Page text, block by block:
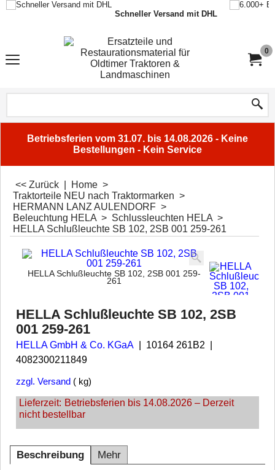
Schneller Versand mit DHL
0
Betriebsferien vom 31.07. bis 14.08.2026 - Keine
Bestellungen - Kein Service
<< Zurück Home >
Traktorteile NEU nach Traktormarken >
HERMANN LANZ AULENDORF >
Beleuchtung HELA > Schlussleuchten HELA >
HELLA Schlußleuchte SB 102, 2SB 001 259-261
HELLA Schlußleuchte SB 102, 2SB 001 259-
261
HELLA Schlußleuchte SB 102, 2SB
001 259-261
HELLA GmbH & Co. KGaA
10164 261B2
4082300211849
zzgl. Versand kg
Lieferzeit: Betriebsferien bis 14.08.2026 – Derzeit
nicht bestellbar
Beschreibung Mehr